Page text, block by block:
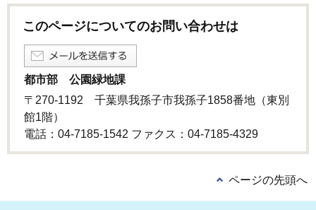
このページについてのお問い合わせは
都市部 公園緑地課
〒270-1192 千葉県我孫子市我孫子1858番地（東別
館1階）
電話：04-7185-1542 ファクス：04-7185-4329
ページの先頭へ